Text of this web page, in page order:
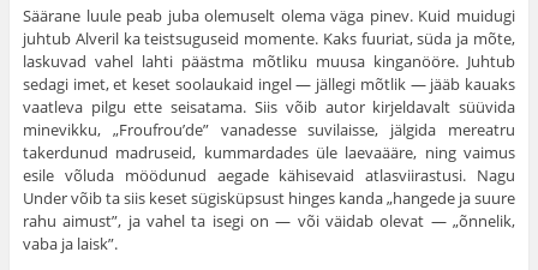
Säärane luule peab juba olemuselt olema väga pinev. Kuid muidugi
juhtub Alveril ka teistsuguseid momente. Kaks fuuriat, süda ja mõte,
laskuvad vahel lahti päästma mõtliku muusa kinganööre. Juhtub
sedagi imet, et keset soolaukaid ingel — jällegi mõtlik — jääb kauaks
vaatleva pilgu ette seisatama. Siis võib autor kirjeldavalt süüvida
minevikku, „Froufrou’de” vanadesse suvilaisse, jälgida mereatru
takerdunud madruseid, kummardades üle laevaääre, ning vaimus
esile võluda möödunud aegade kähisevaid atlasviirastusi. Nagu
Under võib ta siis keset sügisküpsust hinges kanda „hangede ja suure
rahu aimust”, ja vahel ta isegi on — või väidab olevat — „õnnelik,
vaba ja laisk”.